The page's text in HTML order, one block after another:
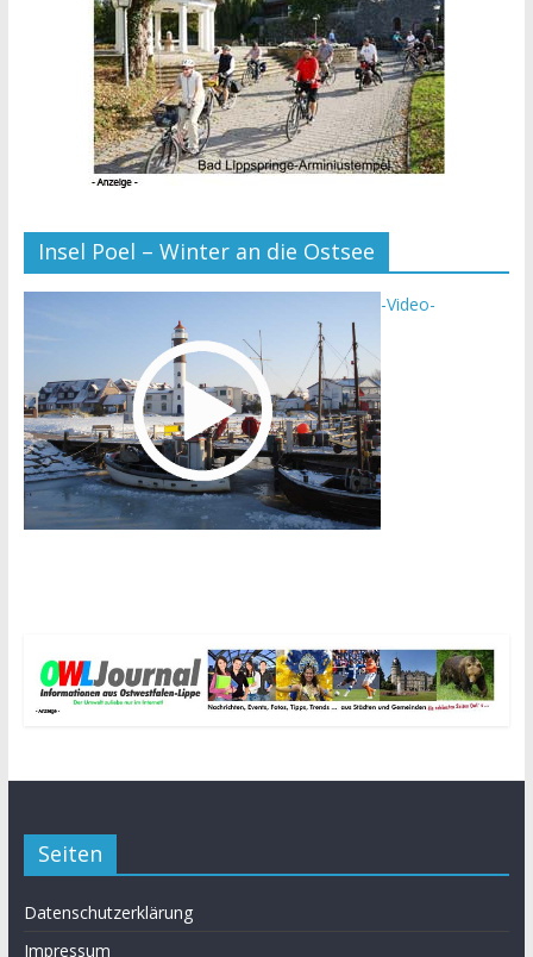
Insel Poel – Winter an die Ostsee
-Video-
Seiten
Datenschutzerklärung
Impressum